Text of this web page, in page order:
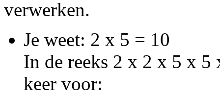
verwerken.
Je weet: 2 x 5 = 10
In de reeks 2 x 2 x 5 x
keer voor: